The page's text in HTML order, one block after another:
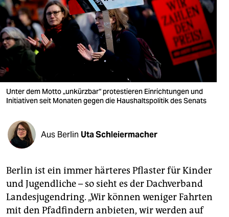
verlag
verlag
veranstaltungen
shop
fragen & hilfe
abo
epaper login
Unter dem Motto „unkürzbar“ protestieren Einrichtungen und
Initiativen seit Monaten gegen die Haushaltspolitik des Senats
Aus Berlin Uta Schleiermacher
Berlin ist ein immer härteres Pflaster für Kinder
und Jugendliche – so sieht es der Dachverband
Landesjugendring. „Wir können weniger Fahrten
mit den Pfadfindern anbieten, wir werden auf